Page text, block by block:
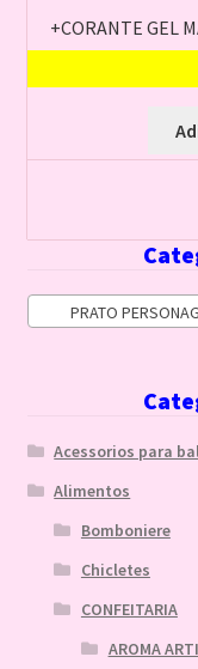
+CORANTE GEL
PRATO
Acessorios para
Alimentos
Bomboniere
Chicletes
CONFEITARIA
AROMA